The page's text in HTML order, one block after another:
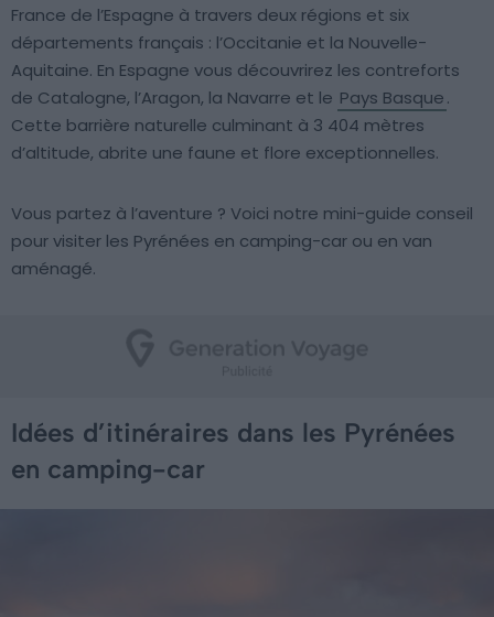
France de l’Espagne à travers deux régions et six
départements français : l’Occitanie et la Nouvelle-
Aquitaine. En Espagne vous découvrirez les contreforts
de Catalogne, l’Aragon, la Navarre et le Pays Basque.
Cette barrière naturelle culminant à 3 404 mètres
d’altitude, abrite une faune et flore exceptionnelles.
Vous partez à l’aventure ? Voici notre mini-guide conseil
pour visiter les Pyrénées en camping-car ou en van
aménagé.
Idées d’itinéraires dans les Pyrénées
en camping-car